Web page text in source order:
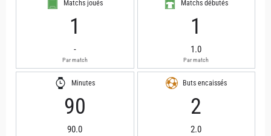
Matchs joués
1
-
Par match
Matchs débutés
1
1.0
Par match
Minutes
90
90.0
Buts encaissés
2
2.0